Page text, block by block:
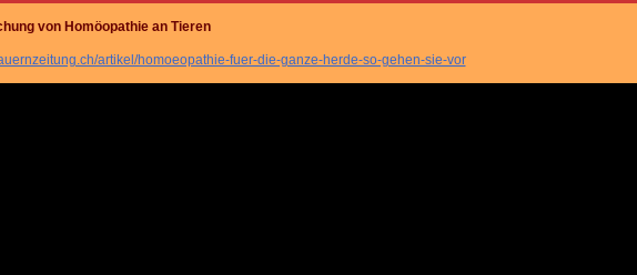
von Homöopathie an Tieren
artikel/homoeopathie-fuer-die-ganze-herde-so-gehen-sie-vor